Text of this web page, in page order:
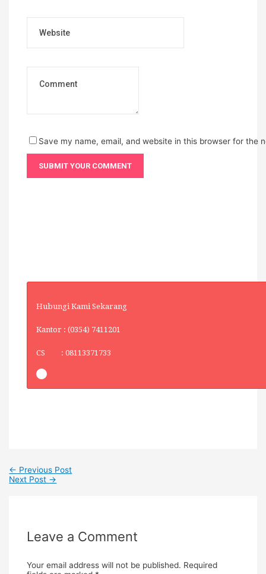
Save my name, email, and website in this browser for the
Hubungi Kami Sekarang
Kantor : (0354) 7411201
CS : 08113371733
← Previous Post
Next Post →
Leave a Comment
Your email address will not be published. Required